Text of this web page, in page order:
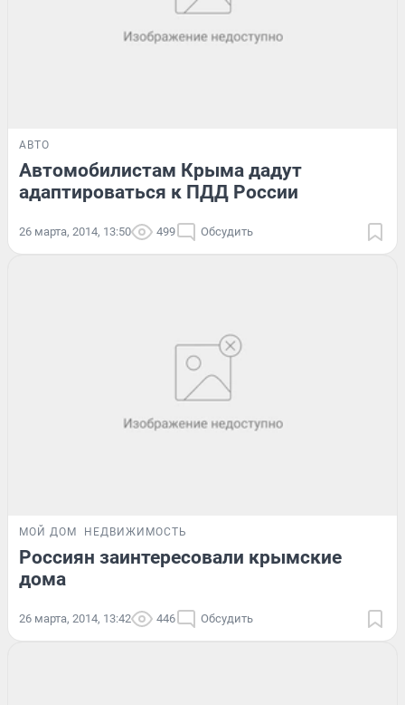
АВТО
Автомобилистам Крыма дадут
адаптироваться к ПДД России
26 марта, 2014, 13:50 499 Обсудить
МОЙ ДОМ НЕДВИЖИМОСТЬ
Россиян заинтересовали крымские
дома
26 марта, 2014, 13:42 446 Обсудить